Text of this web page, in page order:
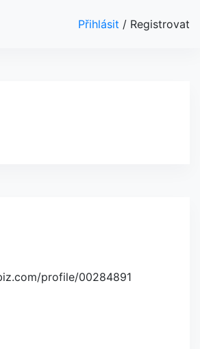
Přihlásit / Registrovat
profile/00284891